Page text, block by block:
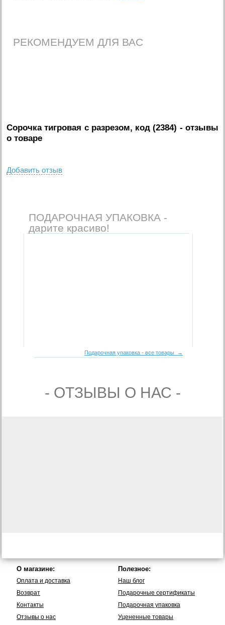
РЕКОМЕНДУЕМ ДЛЯ ВАС
Сорочка тигровая с разрезом, код (2384) - отзывы
о товаре
Добавить отзыв
ПОДАРОЧНАЯ УПАКОВКА -
дарите красиво!
Подарочная упаковка - все товары →
- ОТЗЫВЫ О НАС -
О магазине:
Оплата и доставка
Возврат
Контакты
Отзывы о нас
Полезное:
Наш блог
Подарочные сертификаты
Подарочная упаковка
Уцененные товары